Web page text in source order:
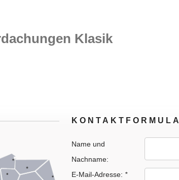
Klasik
Name und
Nachname:
E-Mail-Adresse: *